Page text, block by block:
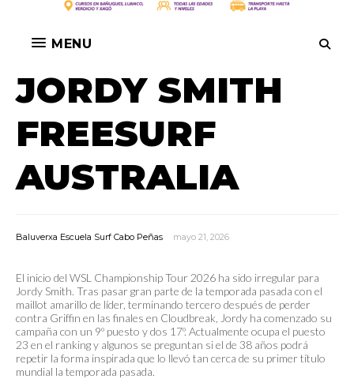
MENU
JORDY SMITH
FREESURF
AUSTRALIA
Baluverxa Escuela Surf Cabo Peñas mayo 21, 2026
El inicio del WSL Championship Tour 2026 ha sido irregular para
Jordy Smith. Tras pasar gran parte de la temporada pasada con el
maillot amarillo de líder, terminando tercero después de perder
contra Griffin en las finales en Cloudbreak, Jordy ha comenzado su
campaña con un 9º puesto y dos 17º. Actualmente ocupa el puesto
23 en el ranking y algunos se preguntan si el de 38 años podrá
repetir la forma inspirada que lo llevó tan cerca de su primer título
mundial la temporada pasada.